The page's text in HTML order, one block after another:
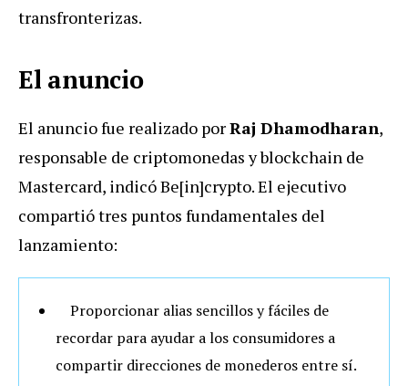
transfronterizas.
El anuncio
El anuncio fue realizado porRaj Dhamodharan,
responsable de criptomonedas y blockchain de
Mastercard, indicó Be[in]crypto. El ejecutivo
compartió tres puntos fundamentales del
lanzamiento:
Proporcionar alias sencillos y fáciles de
recordar para ayudar a los consumidores a
compartir direcciones de monederos entre sí.